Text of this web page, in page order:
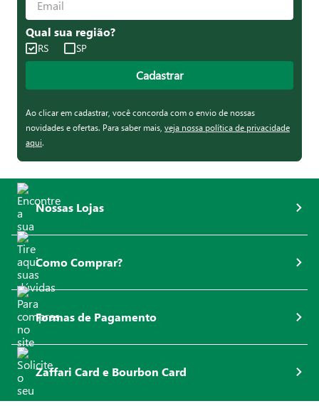
Qual sua região?
RS SP
Cadastrar
Ao clicar em cadastrar, você concorda com o envio de nossas
novidades e ofertas. Para saber mais, veja nossa política de privacidade
aqui.
Nossas Lojas
Como Comprar?
Formas de Pagamento
Zaffari Card e Bourbon Card